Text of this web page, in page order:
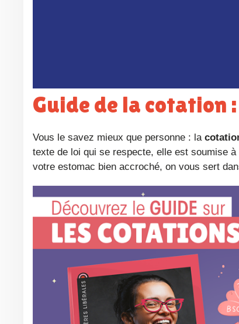
Guide de la
Vous le savez mieux que personne : la
texte de loi qui se respecte, elle est soumise
votre estomac bien accroché, on vous sert